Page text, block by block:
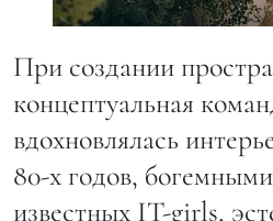
При создании
концептуальная
вдохновлялась
80-х годов,
известных IT-girls,